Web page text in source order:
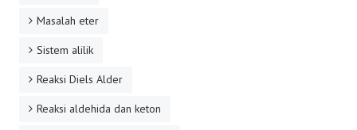
Masalah eter
Sistem alilik
Reaksi Diels Alder
Reaksi aldehida dan keton